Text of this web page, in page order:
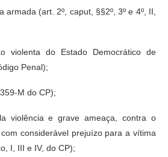
(art. 2º, caput, §§2º, 3º e 4º, II,
violenta do Estado Democrático de
Penal);
M do CP);
violência e grave ameaça, contra o
considerável prejuízo para a vítima
I, III e IV, do CP);